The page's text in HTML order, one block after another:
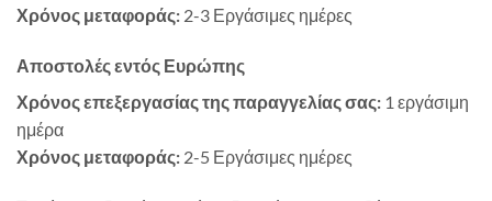
Χρόνος μεταφοράς: 2-3 Εργάσιμες ημέρες
Αποστολές εντός Ευρώπης
Χρόνος επεξεργασίας της παραγγελίας σας: 1 εργάσιμη
ημέρα
Χρόνος μεταφοράς: 2-5 Εργάσιμες ημέρες